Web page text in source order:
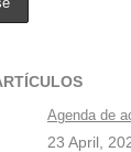
Agenda de
23 April,